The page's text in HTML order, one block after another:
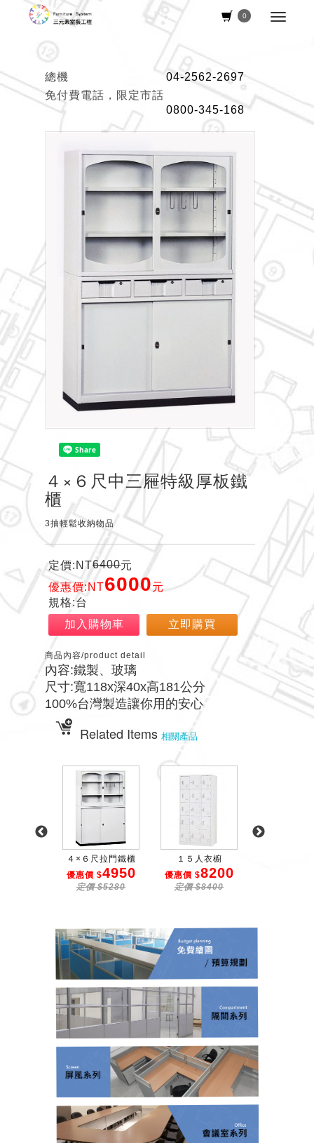
0
總機
04-2562-2697
免付費電話，限定市話
0800-345-168
４×６尺中三屜特級厚板鐵
櫃
3抽輕鬆收納物品
定價:NT6400元
優惠價:NT6000元
規格:台
加入購物車
立即購買
商品內容/product detail
內容:鐵製、玻璃
尺寸:寬118x深40x高181公分
100%台灣製造讓你用的安心
Related Items 相關產品
４×６尺拉門鐵櫃
優惠價 $4950
定價 $5280
１５人衣櫥
優惠價 $8200
定價 $8400